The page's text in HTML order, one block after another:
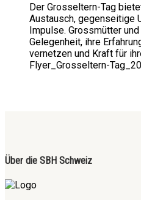
Der Grosseltern-Tag
Austausch, gegenseitige
Impulse. Grossmütter
Gelegenheit, ihre
vernetzen und Kraft für
Flyer_Grosseltern-
Über die SBH Schweiz